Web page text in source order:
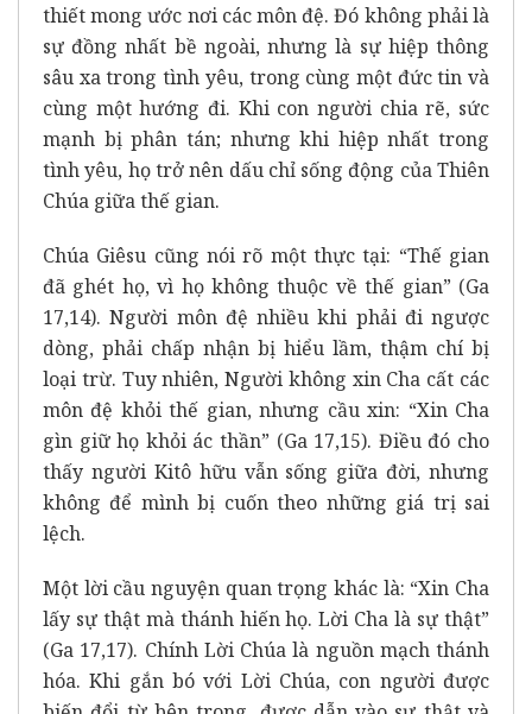
thiết mong ước nơi các môn đệ. Đó không phải là
sự đồng nhất bề ngoài, nhưng là sự hiệp thông
sâu xa trong tình yêu, trong cùng một đức tin và
cùng một hướng đi. Khi con người chia rẽ, sức
mạnh bị phân tán; nhưng khi hiệp nhất trong
tình yêu, họ trở nên dấu chỉ sống động của Thiên
Chúa giữa thế gian.
Chúa Giêsu cũng nói rõ một thực tại: “Thế gian
đã ghét họ, vì họ không thuộc về thế gian” (Ga
17,14). Người môn đệ nhiều khi phải đi ngược
dòng, phải chấp nhận bị hiểu lầm, thậm chí bị
loại trừ. Tuy nhiên, Người không xin Cha cất các
môn đệ khỏi thế gian, nhưng cầu xin: “Xin Cha
gìn giữ họ khỏi ác thần” (Ga 17,15). Điều đó cho
thấy người Kitô hữu vẫn sống giữa đời, nhưng
không để mình bị cuốn theo những giá trị sai
lệch.
Một lời cầu nguyện quan trọng khác là: “Xin Cha
lấy sự thật mà thánh hiến họ. Lời Cha là sự thật”
(Ga 17,17). Chính Lời Chúa là nguồn mạch thánh
hóa. Khi gắn bó với Lời Chúa, con người được